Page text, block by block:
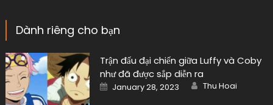
Dành riêng cho bạn
Trận đấu đại chiến giữa Luffy và Coby
như đã được sắp diễn ra
Posted
on
January 28, 2023 Author
Thu Hoai